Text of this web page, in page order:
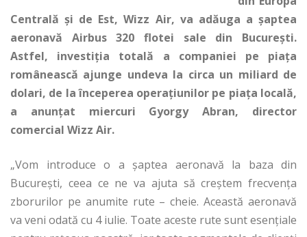
Centrală și de Est, Wizz Air, va adăuga a șaptea
aeronavă Airbus 320 flotei sale din București.
Astfel, investiția totală a companiei pe piața
românească ajunge undeva la circa un miliard de
dolari, de la începerea operațiunilor pe piața locală,
a anunțat miercuri Gyorgy Abran, director
comercial Wizz Air.
„Vom introduce o a şaptea aeronavă la baza din
Bucureşti, ceea ce ne va ajuta să creştem frecvenţa
zborurilor pe anumite rute – cheie. Această aeronavă
va veni odată cu 4 iulie. Toate aceste rute sunt esenţiale